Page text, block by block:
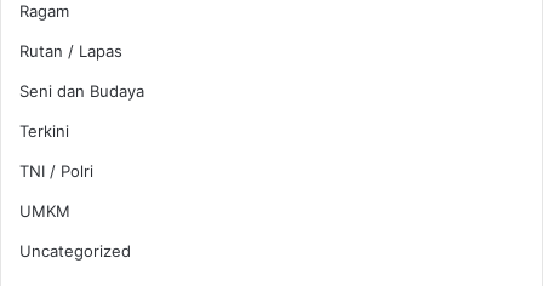
Ragam
Rutan / Lapas
Seni dan Budaya
Terkini
TNI / Polri
UMKM
Uncategorized